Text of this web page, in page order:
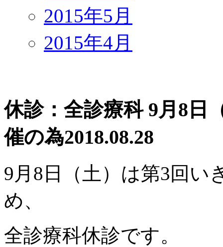
2015年5月
2015年4月
休診：全診療科 9月8日
催の為2018.08.28
9月8日（土）は第3回い
め、
全診療科休診です。